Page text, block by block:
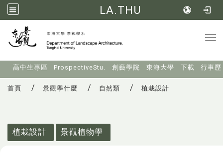
LA.THU
高中生專區 ProspectiveStu. 創藝學院 東海大學 下載 行事歷
首頁 景觀學什麼 自然類 植栽設計
植栽設計
景觀植物學